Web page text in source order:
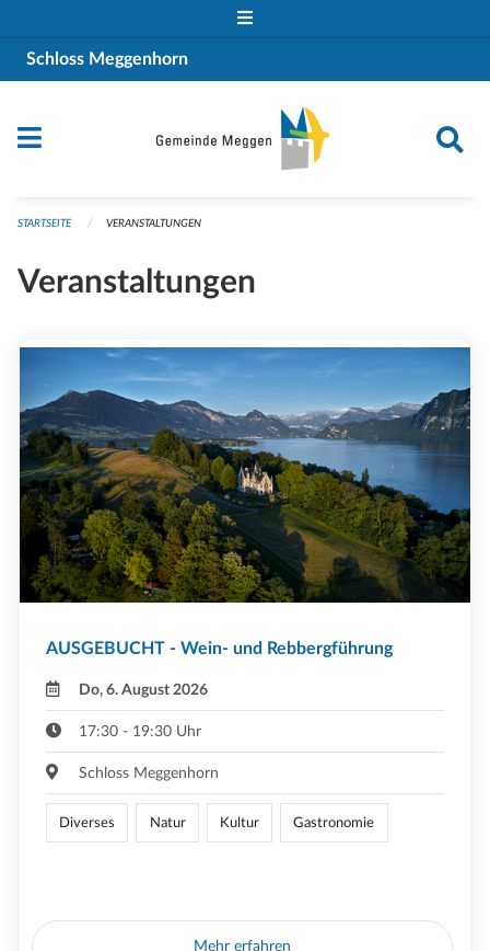
Schloss Meggenhorn
STARTSEITE VERANSTALTUNGEN
Veranstaltungen
AUSGEBUCHT - Wein- und Rebbergführung
Do, 6. August 2026
17:30 - 19:30 Uhr
Schloss Meggenhorn
Diverses Natur Kultur Gastronomie
Mehr erfahren